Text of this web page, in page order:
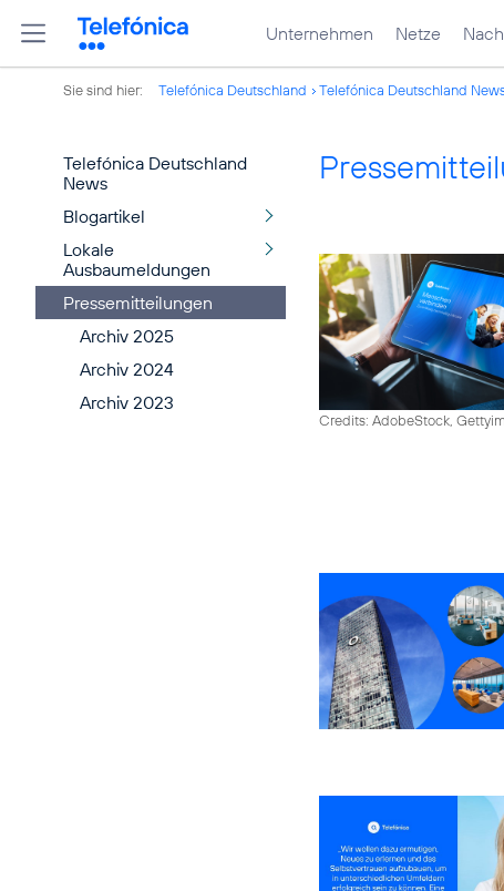
Unternehmen Netze
Sie sind hier: Telefónica Deutschland Telefónica Deutschland
Telefónica Deutschland
News
Blogartikel
Lokale
Ausbaumeldungen
Pressemitteilungen
Archiv 2025
Archiv 2024
Archiv 2023
Credits: AdobeStock,